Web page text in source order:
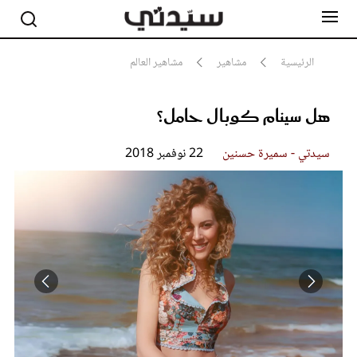
الرئيسية مشاهير مشاهير العالم
هل سينام كوبال حامل؟
سيدتي - سميرة حسنين 22 نوفمبر 2018
مشاهير
جمال
صحة ورشاقة
فيديو
مطبخ سيدتي
مقالات الرأي
ستايل
تقارير